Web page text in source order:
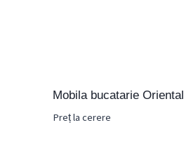
Mobila bucatarie Oriental
Preț la cerere